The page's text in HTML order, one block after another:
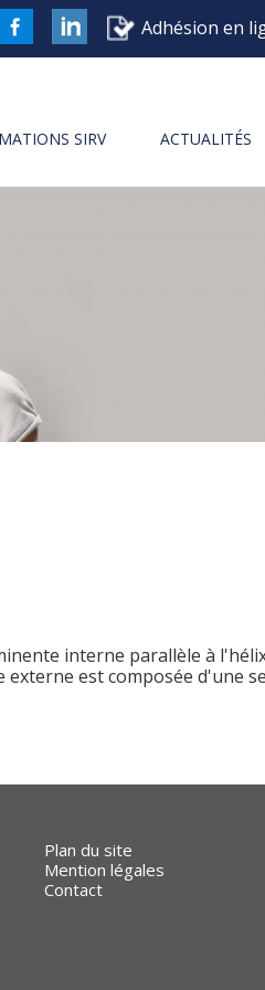
Adhésion en
SIRV ACTUALITÉS
interne parallèle à
est composée d'une
Plan du site
Mention légales
Contact